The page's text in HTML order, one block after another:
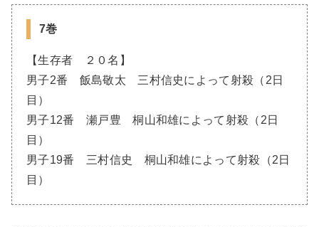
7巻
【生存者 ２０名】
男子2番 飯島敬太 三村信史によって射殺（2日
目）
男子12番 瀬戸豊 桐山和雄によって射殺（2日
目）
男子19番 三村信史 桐山和雄によって射殺（2日
目）